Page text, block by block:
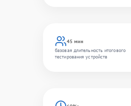
45 мин
базовая длительность итогового
тестирования устройств